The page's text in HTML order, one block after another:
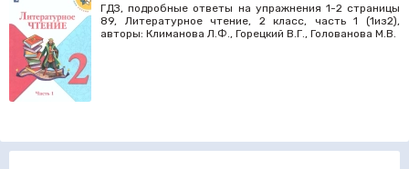
ГДЗ, подробные ответы на упражнения 1-2 страницы
89, Литературное чтение, 2 класс, часть 1 (1из2),
авторы: Климанова Л.Ф., Горецкий В.Г., Голованова М.В.